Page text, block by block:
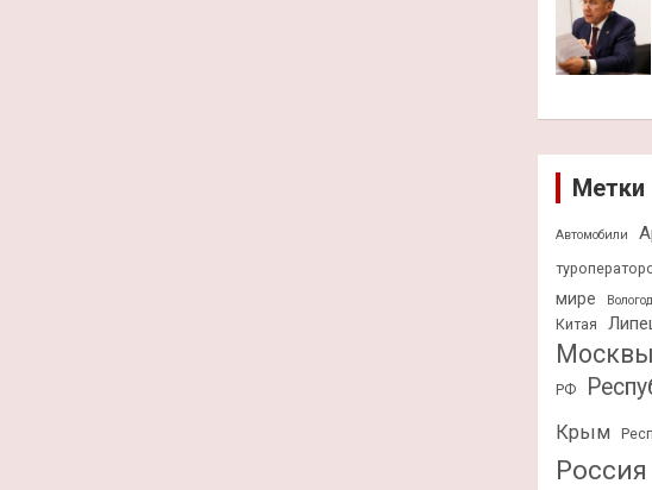
Метки
Автомобили
мире
Китая
Москвы
РФ
Крым
Россия